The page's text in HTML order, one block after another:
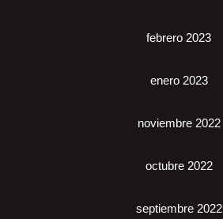
febrero 2023
enero 2023
noviembre 2022
octubre 2022
septiembre 2022